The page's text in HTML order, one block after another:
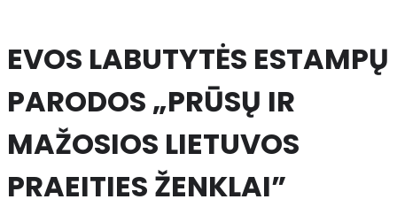
EVOS LABUTYTĖS ESTAMPŲ
PARODOS „PRŪSŲ IR
MAŽOSIOS LIETUVOS
PRAEITIES ŽENKLAI”